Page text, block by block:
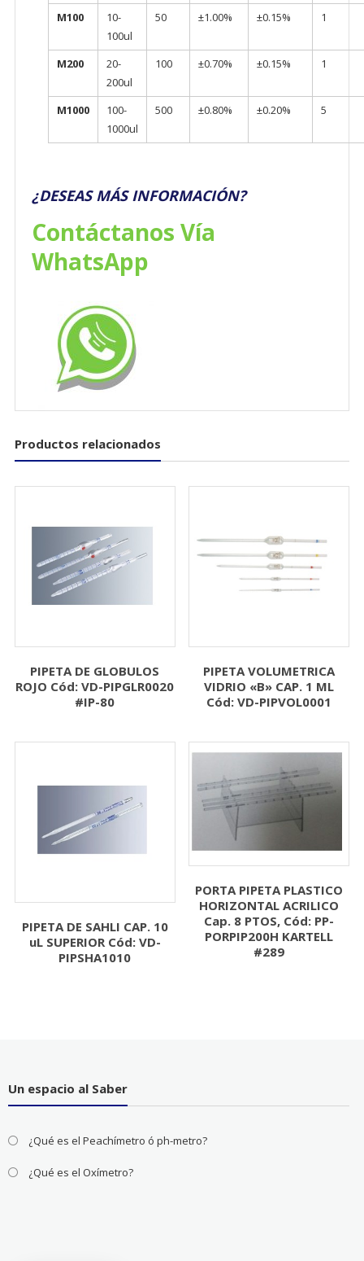
M100
10-
100ul
50 ±1.00% ±0.15% 1
M200
20-
200ul
100 ±0.70% ±0.15% 1
M1000
100-
1000ul
500 ±0.80% ±0.20% 5
¿DESEAS MÁS INFORMACIÓN?
Contáctanos Vía
WhatsApp
Productos relacionados
PIPETA DE GLOBULOS
ROJO Cód: VD-PIPGLR0020
#IP-80
PIPETA VOLUMETRICA
VIDRIO «B» CAP. 1 ML
Cód: VD-PIPVOL0001
PIPETA DE SAHLI CAP. 10
uL SUPERIOR Cód: VD-
PIPSHA1010
PORTA PIPETA PLASTICO
HORIZONTAL ACRILICO
Cap. 8 PTOS, Cód: PP-
PORPIP200H KARTELL
#289
Un espacio al Saber
¿Qué es el Peachímetro ó ph-metro?
¿Qué es el Oxímetro?